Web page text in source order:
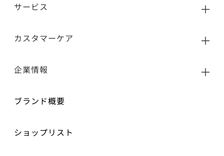
サービス
カスタマーケア
企業情報
ブランド概要
ショップリスト